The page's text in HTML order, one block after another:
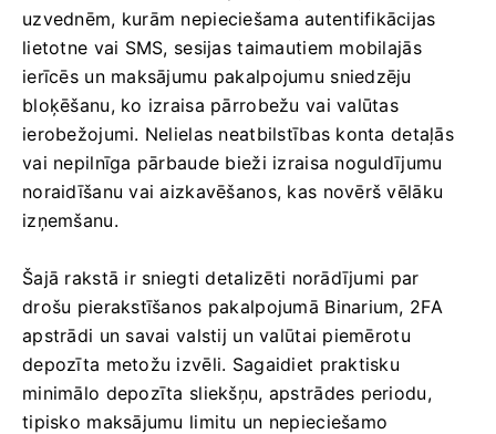
uzvednēm, kurām nepieciešama autentifikācijas
lietotne vai SMS, sesijas taimautiem mobilajās
ierīcēs un maksājumu pakalpojumu sniedzēju
bloķēšanu, ko izraisa pārrobežu vai valūtas
ierobežojumi. Nelielas neatbilstības konta detaļās
vai nepilnīga pārbaude bieži izraisa noguldījumu
noraidīšanu vai aizkavēšanos, kas novērš vēlāku
izņemšanu.
Šajā rakstā ir sniegti detalizēti norādījumi par
drošu pierakstīšanos pakalpojumā Binarium, 2FA
apstrādi un savai valstij un valūtai piemērotu
depozīta metožu izvēli. Sagaidiet praktisku
minimālo depozīta sliekšņu, apstrādes periodu,
tipisko maksājumu limitu un nepieciešamo